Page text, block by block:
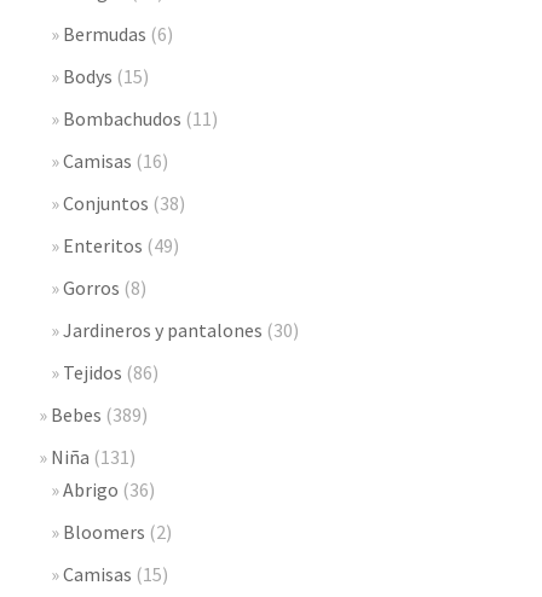
Bermudas (6)
Bodys (15)
Bombachudos (11)
Camisas (16)
Conjuntos (38)
Enteritos (49)
Gorros (8)
Jardineros y pantalones (30)
Tejidos (86)
Bebes (389)
Niña (131)
Abrigo (36)
Bloomers (2)
Camisas (15)